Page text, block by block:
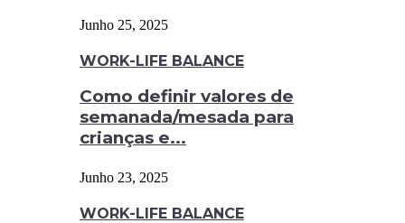
Junho 25, 2025
WORK-LIFE BALANCE
Como definir valores de
semanada/mesada para
crianças e...
Junho 23, 2025
WORK-LIFE BALANCE